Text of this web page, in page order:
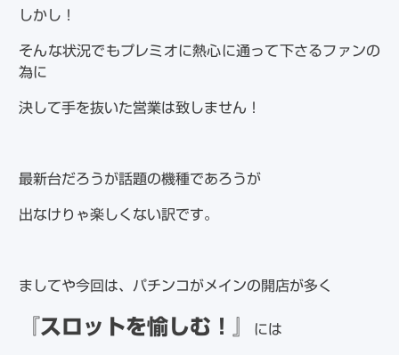
しかし！
そんな状況でもプレミオに熱心に通って下さるファンの
為に
決して手を抜いた営業は致しません！
最新台だろうが話題の機種であろうが
出なけりゃ楽しくない訳です。
ましてや今回は、パチンコがメインの開店が多く
『スロットを愉しむ！』 には